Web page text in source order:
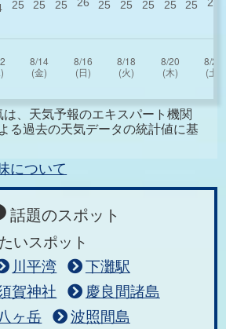
、天気予報のエキスパート機関
る過去の天気データの統計値に基
について
話題のスポット
いスポット
川平湾
下灘駅
賀神社
慶良間諸島
八ヶ岳
波照間島